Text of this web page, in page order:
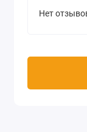
Объем 90 мл
Нет